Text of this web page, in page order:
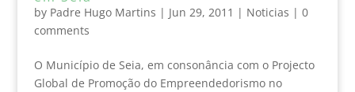
by Padre Hugo Martins | Jun 29, 2011 | Noticias | 0
comments
O Município de Seia, em consonância com o Projecto
Global de Promoção do Empreendedorismo no